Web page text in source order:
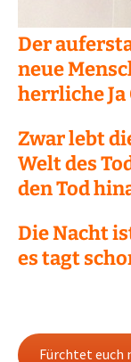
Der
neue
herrliche Ja
Zwar lebt
Welt des
den Tod
Die Nacht
es tagt
Fürchtet euch